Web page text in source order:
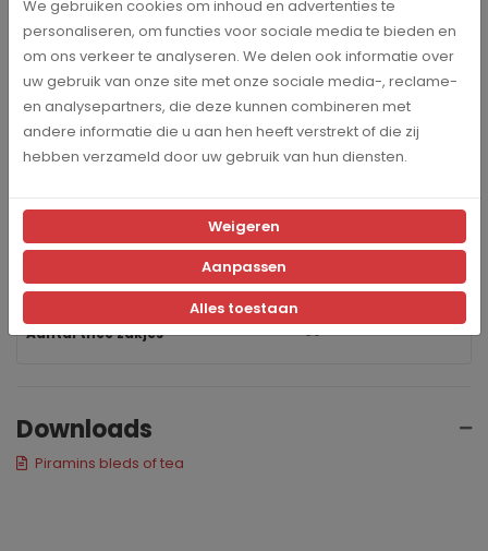
Geleverd in een dispenserdoosje met 30 zakjes
Specificaties
Artikelnummer bro-camomi
Aantal thee zakjes 30
Downloads
Piramins bleds of tea
We gebruiken cookies om inhoud en advertenties te
personaliseren, om functies voor sociale media te bieden en
om ons verkeer te analyseren. We delen ook informatie over
uw gebruik van onze site met onze sociale media-, reclame-
en analysepartners, die deze kunnen combineren met
andere informatie die u aan hen heeft verstrekt of die zij
hebben verzameld door uw gebruik van hun diensten.
Weigeren
Aanpassen
Alles toestaan